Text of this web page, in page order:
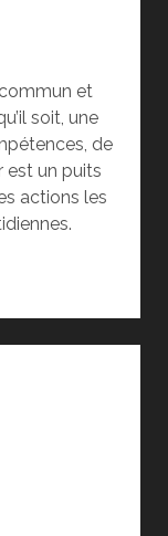
et
soit, une
de
est un puits
actions les